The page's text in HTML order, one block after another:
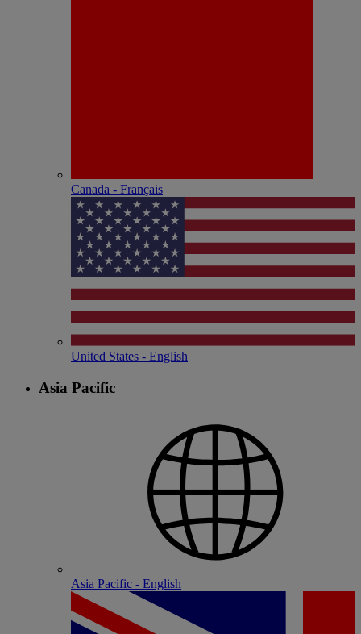
Canada - Français
United States - English
Asia Pacific
Asia Pacific - English